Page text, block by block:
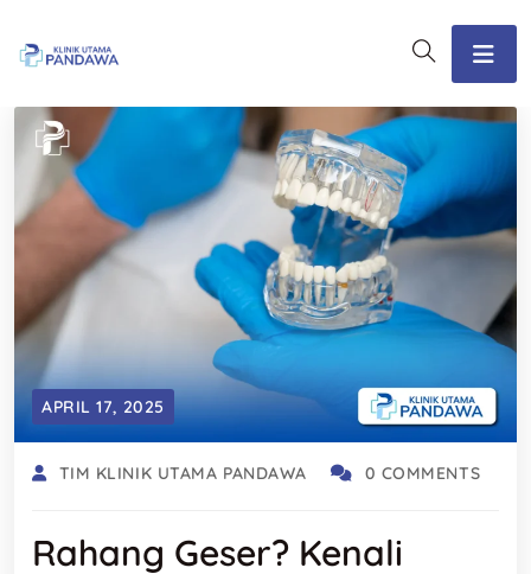
APRIL 17, 2025
TIM KLINIK UTAMA PANDAWA 0 COMMENTS
Rahang Geser? Kenali